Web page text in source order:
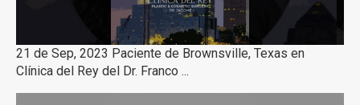
21 de Sep, 2023 Paciente de Brownsville, Texas en
Clínica del Rey del Dr. Franco ...